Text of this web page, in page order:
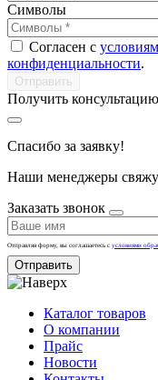
Символы
Согласен с
конфиденциальности.
Получить консультацию
Спасибо за заявку!
Наши менеджеры
Заказать звонок
Отправляя форму, вы соглашаетесь с условиями
Отправить
Каталог товаров
О компании
Прайс
Новости